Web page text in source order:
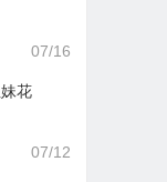
07/16
花
07/12